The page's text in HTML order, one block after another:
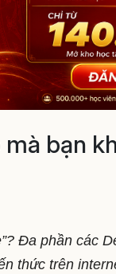
bạn
Đa phần các
thức trên